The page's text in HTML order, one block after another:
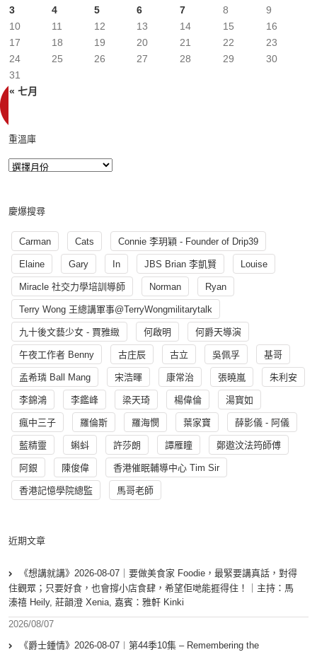
« 七月
3
4 5 6 7 8
9
10
11 12 13 14 15
16
17
18 19 20 21 22
23
24
25 26 27 28 29
30
31
重溫庫
慶爆搜尋
Carman Cats Connie 李玥穎 - Founder of Drip39
Elaine Gary In JBS Brian 李凱賢 Louise
Miracle 社交力學培訓導師 Norman Ryan
Terry Wong 王總講軍事@TerryWongmilitarytalk
九十後文藝少女 - 賈雅緻 何啟明 何爵天導演
午夜工作者 Benny 古庄辰 古立 吳佩孚 基哥
孟希璘 Ball Mang 宋浩暉 康常治 張曉嵐 朱利安
李錦鴻 李鑑峰 梁天琦 楊偉倫 湯寳如
瘋中三子 羅倫斯 羅海憫 葉家寶 薛影儀 - 阿儀
藍精靈 蝌蚪 許莎朗 譚雁瞳 鄭遨汶法筠師傅
阿銀 陳俊偉 香港催眠輔導中心 Tim Sir
香港記憶學院總監 馬哥老師
近期文章
《想講就講》2026-08-07｜要做美食家 Foodie，最緊要講真話，對得
住觀眾；只要好食，也會撐小店食肆，希望佢哋能捱得住！｜主持：馬
溱禧 Heily, 莊韻澄 Xenia, 嘉賓：雅軒 Kinki
2026/08/07
《爵士鍾情》2026-08-07︱第44季10集 – Remembering the